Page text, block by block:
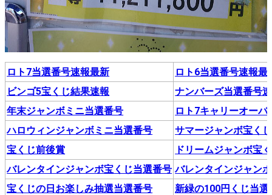
ロト7当選番号速報最新
ロト6当選番号速報最
ビンゴ5宝くじ結果速報
ナンバーズ当選番号
年末ジャンボミニ当選番号
ロト7キャリーオーバ
ハロウィンジャンボミニ当選番号
サマージャンボ宝く
宝くじ前後賞
ドリームジャンボ宝
バレンタインジャンボ宝くじ当選番号 バレンタインジャン
宝くじの日お楽しみ抽選当選番号
新緑の100円くじ当選